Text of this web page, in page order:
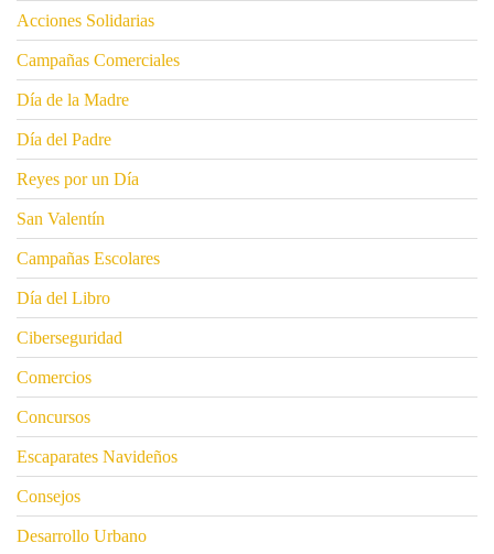
Acciones Solidarias
Campañas Comerciales
Día de la Madre
Día del Padre
Reyes por un Día
San Valentín
Campañas Escolares
Día del Libro
Ciberseguridad
Comercios
Concursos
Escaparates Navideños
Consejos
Desarrollo Urbano